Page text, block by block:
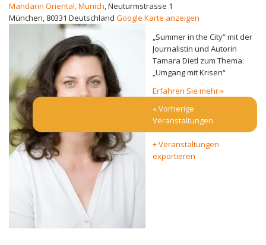
Mandarin Oriental, Munich,Neuturmstrasse 1
München, 80331 Deutschland Google Karte anzeigen
„Summer in the City“ mit der
Journalistin und Autorin
Tamara Dietl zum Thema:
„Umgang mit Krisen“
Erfahren Sie mehr »
«Vorherige
Veranstaltungen
+ Veranstaltungen
exportieren